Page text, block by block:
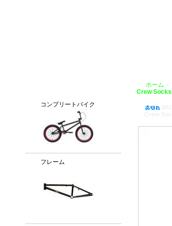
コンプリートバイク
フレーム
ホーム
Crew Socks